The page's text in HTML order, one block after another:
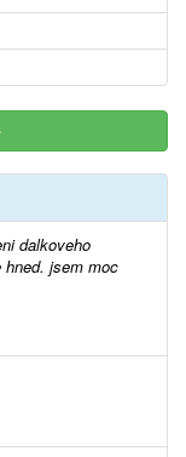
hned. jsem moc